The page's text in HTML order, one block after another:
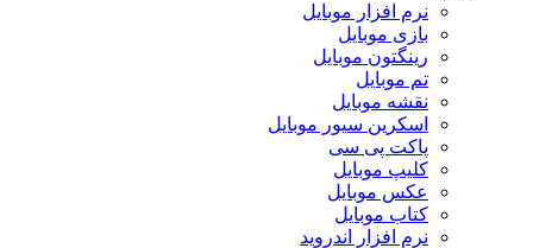
نرم افزار موبایل
بازی موبایل
رینگتون موبایل
تم موبایل
نقشه موبایل
اسکرین سیور موبایل
پاکت پی سی
کلیپ موبایل
عکس موبایل
کتاب موبایل
نرم افزار اندروید